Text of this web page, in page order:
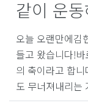
같이 운
오늘 오랜만에김
들고 왔습니다!
의 축이라고 합
도 무너져내리는